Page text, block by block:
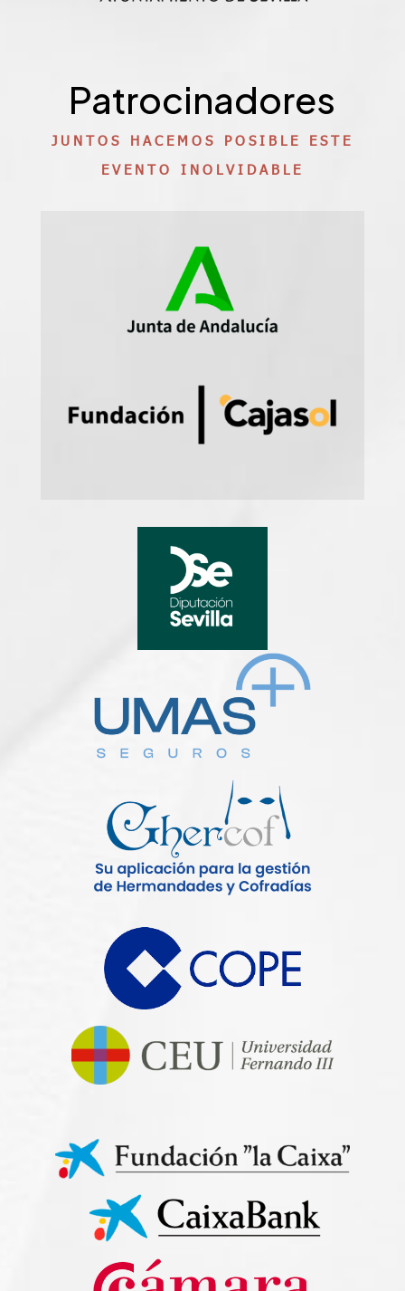
Patrocinadores
JUNTOS HACEMOS POSIBLE ESTE
EVENTO INOLVIDABLE